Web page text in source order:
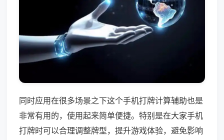
同时应用在很多场景之下这个手机打牌计算辅助也是
非常有用的，使用起来简单便捷。特别是在大家手机
打牌时可以合理调整牌型，提升游戏体验，避免影响